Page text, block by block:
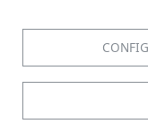
COOKIES
PLAN DU SITE